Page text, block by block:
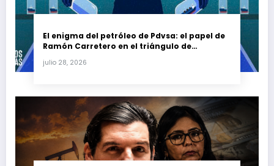
El enigma del petróleo de Pdvsa: el papel de
Ramón Carretero en el triángulo de
julio 28, 2026